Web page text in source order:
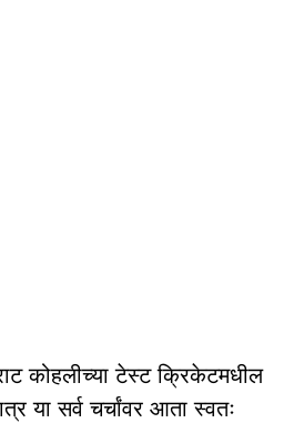
कोहलीच्या टेस्ट क्रिकेटमधील
या सर्व चर्चांवर आता स्वतः